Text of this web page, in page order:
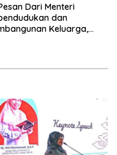
Dari Menteri
dan
Keluarga,